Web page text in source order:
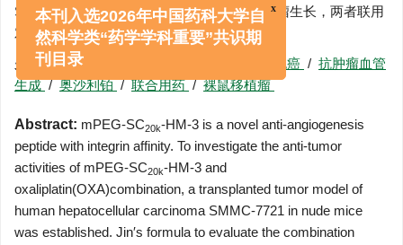
SC
20k-HM-3与奥沙利铂单独给药均能抑制肿瘤生长，两者联用
对肝细胞癌具有协同作用。
关键词: 多肽 肝细胞癌 / 抗肿瘤血管
生成/奥沙利铂/联合用药/裸鼠移植瘤
Abstract: mPEG-SC20k-HM-3 is a novel anti-angiogenesis
peptide with integrin affinity. To investigate the anti-tumor
activities of mPEG-SC20k-HM-3 and
oxaliplatin(OXA)combination, a transplanted tumor model of
human hepatocellular carcinoma SMMC-7721 in nude mice
was established. Jin′s formula to evaluate the combination
本刊入选2026年中国药科大学自
然科学类“药学学科重要”共识期
刊目录